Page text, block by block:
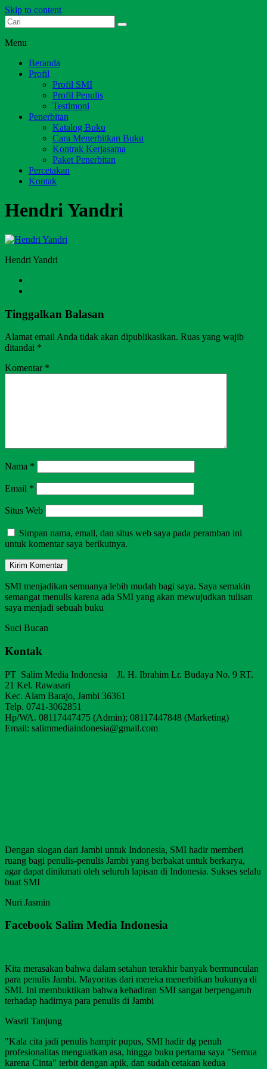
Skip to content
Dari Jambi untuk Indonesia
Menu
Beranda
Profil
Profil SMI
Profil Penulis
Testimoni
Penerbitan
Katalog Buku
Cara Menerbitkan Buku
Kontrak Kerjasama
Paket Penerbitan
Percetakan
Kontak
Hendri Yandri
Hendri Yandri
Tinggalkan Balasan
Alamat email Anda tidak akan dipublikasikan. Ruas yang wajib
ditandai *
Komentar *
Nama *
Email *
Situs Web
Simpan nama, email, dan situs web saya pada peramban ini
untuk komentar saya berikutnya.
SMI menjadikan semuanya lebih mudah bagi saya. Saya semakin
semangat menulis karena ada SMI yang akan mewujudkan tulisan
saya menjadi sebuah buku
Suci Bucan
Kontak
PT Salim Media Indonesia Jl. H. Ibrahim Lr. Budaya No. 9 RT.
21 Kel. Rawasari
Kec. Alam Barajo, Jambi 36361
Telp. 0741-3062851
Hp/WA. 08117447475 (Admin); 08117447848 (Marketing)
Email: salimmediaindonesia@gmail.com
Dengan slogan dari Jambi untuk Indonesia, SMI hadir memberi
ruang bagi penulis-penulis Jambi yang berbakat untuk berkarya,
agar dapat dinikmati oleh seluruh lapisan di Indonesia. Sukses selalu
buat SMI
Nuri Jasmin
Facebook Salim Media Indonesia
Kita merasakan bahwa dalam setahun terakhir banyak bermunculan
para penulis Jambi. Mayoritas dari mereka menerbitkan bukunya di
SMI. Ini membuktikan bahwa kehadiran SMI sangat berpengaruh
terhadap hadirnya para penulis di Jambi
Wasril Tanjung
"Kala cita jadi penulis hampir pupus, SMI hadir dg penuh
profesionalitas menguatkan asa, hingga buku pertama saya "Semua
karena Cinta" terbit dengan apik, dan sudah cetakan kedua